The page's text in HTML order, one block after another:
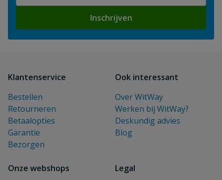
Inschrijven
Klantenservice
Bestellen
Retourneren
Betaalopties
Garantie
Bezorgen
Ook interessant
Over WitWay
Werken bij WitWay?
Deskundig advies
Blog
Onze webshops
Legal